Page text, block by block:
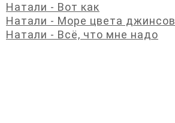
Натали - Вот как
Натали - Море цвета джинсов
Натали - Всё, что мне надо